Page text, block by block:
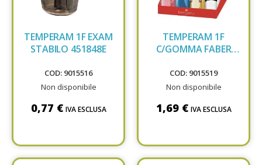
TEMPERAM 1F EXAM
STABILO 451848E
COD: 9015516
Non disponibile
0,77 € IVA ESCLUSA
TEMPERAM 1F
C/GOMMA FABER
COD: 9015519
Non disponibile
1,69 € IVA ESCLUSA